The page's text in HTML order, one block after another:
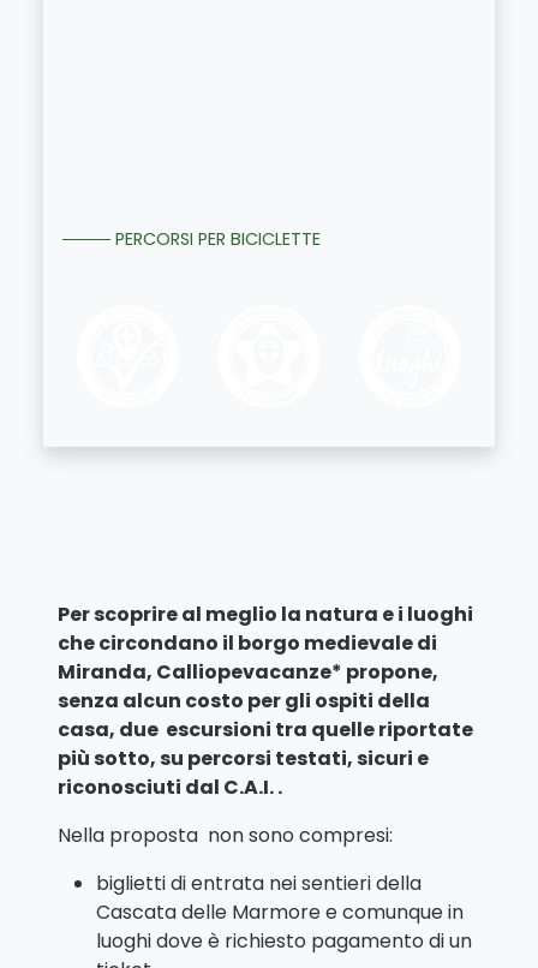
PERCORSI PER BICICLETTE
Per scoprire al meglio la natura e i luoghi
che circondano il borgo medievale di
Miranda, Calliopevacanze* propone,
senza alcun costo per gli ospiti della
casa, due escursioni tra quelle riportate
più sotto, su percorsi testati, sicuri e
riconosciuti dal C.A.I. .
Nella proposta non sono compresi:
biglietti di entrata nei sentieri della
Cascata delle Marmore e comunque in
luoghi dove è richiesto pagamento di un